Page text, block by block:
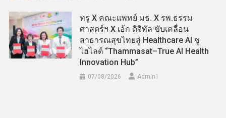
ทรู X คณะแพทย์ มธ. X รพ.ธรรม
ศาสตร์ฯ X เอ้ก ดิจิทัล ขับเคลื่อน
สาธารณสุขไทยสู่ Healthcare AI ชู
ไฮไลต์ “Thammasat–True AI Health
Innovation Hub”
07/08/2026 Admin​1